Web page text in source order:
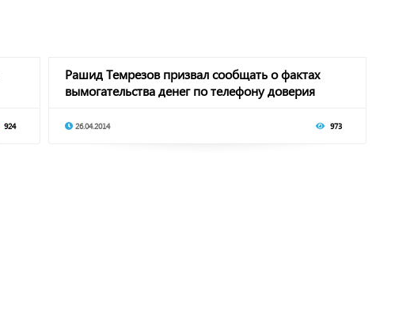
924
Рашид Темрезов призвал сообщать о фактах
вымогательства денег по телефону доверия
26.04.2014 973